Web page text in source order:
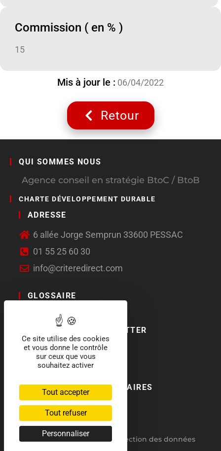
Commission ( en % )
15
Mis à jour le : 06/04/2022
Retour
QUI SOMMES NOUS
Agence conseil en stratégie BtoC / BtoB
CHARTE DÉVELOPPEMENT DURABLE
ADRESSE
6 allée Jorge Semprun 33600 PESSAC
01 55 25 60 30
info@criteredirect.com
GLOSSAIRE
LE BLOG
ABONNEMENT NEWSLETTER
SOCIAL MEDIA
NOS LABELS ET PARTENAIRES
RGPD : politique de protection des données
Ce site utilise des cookies
et vous donne le contrôle
sur ceux que vous
souhaitez activer
Tout accepter
Tout refuser
Personnaliser